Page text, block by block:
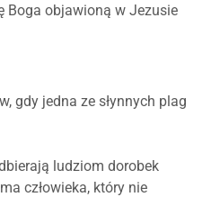
Boga objawioną w Jezusie
gdy jedna ze słynnych plag
ludziom dorobek
człowieka, który nie